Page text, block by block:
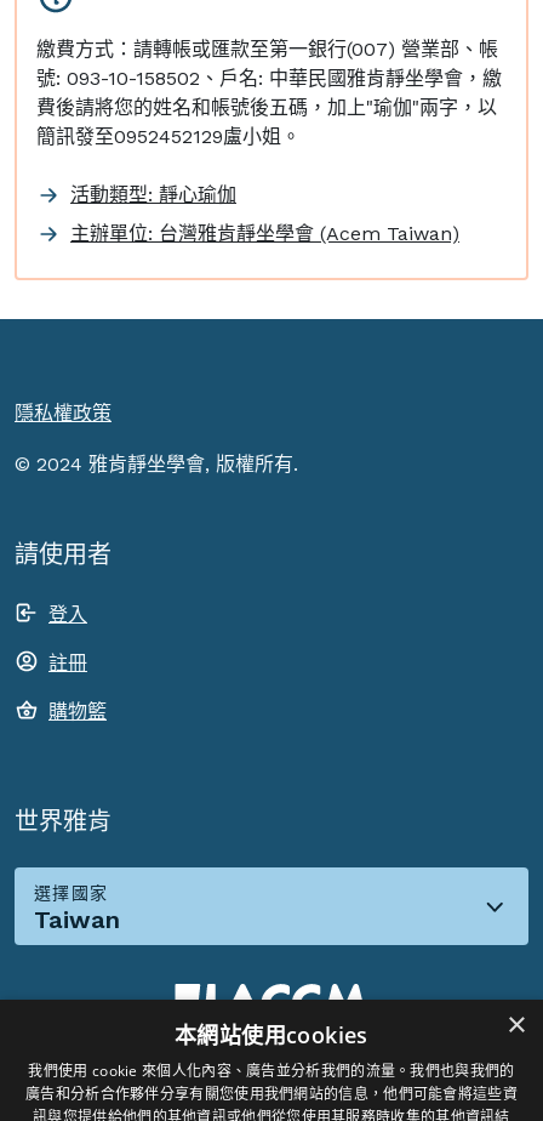
繳費方式：請轉帳或匯款至第一銀行(007) 營業部、帳
號: 093-10-158502、戶名: 中華民國雅肯靜坐學會，繳
費後請將您的姓名和帳號後五碼，加上"瑜伽"兩字，以
簡訊發至0952452129盧小姐。
活動類型: 靜心瑜伽
主辦單位: 台灣雅肯靜坐學會 (Acem Taiwan)
社群媒體:
隱私權政策
© 2024 雅肯靜坐學會, 版權所有.
請使用者
登入
註冊
購物籃
世界雅肯
選擇國家
Taiwan
×
本網站使用cookies
我們使用 cookie 來個人化內容、廣告並分析我們的流量。我們也與我們的
廣告和分析合作夥伴分享有關您使用我們網站的信息，他們可能會將這些資
訊與您提供給他們的其他資訊或他們從您使用其服務時收集的其他資訊結